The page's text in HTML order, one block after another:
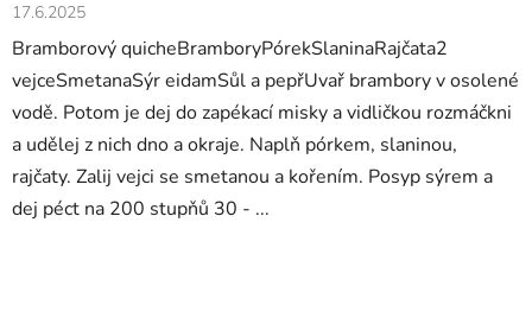
17.6.2025
Bramborový quicheBramboryPórekSlaninaRajčata2
vejceSmetanaSýr eidamSůl a pepřUvař brambory v osolené
vodě. Potom je dej do zapékací misky a vidličkou rozmáčkni
a udělej z nich dno a okraje. Naplň pórkem, slaninou,
rajčaty. Zalij vejci se smetanou a kořením. Posyp sýrem a
dej péct na 200 stupňů 30 - ...